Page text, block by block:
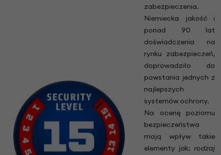
zabezpieczenia.
Niemiecka jakość i
ponad 90 lat
doświadczenia na
rynku zabezpieczeń,
doprowadziło do
powstania jednych z
najlepszych
systemów ochrony.
Na ocenę poziomu
bezpieczeństwa
mają wpływ takie
elementy jak: rodzaj